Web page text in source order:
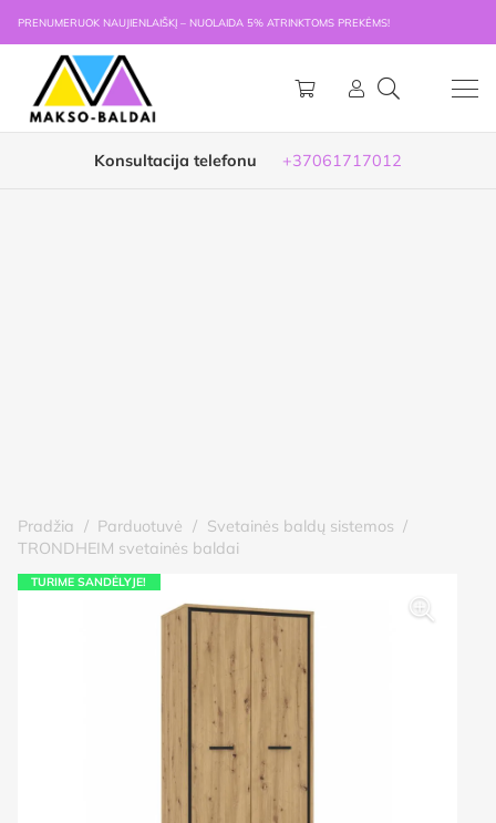
PRENUMERUOK NAUJIENLAIŠKĮ – NUOLAIDA 5% ATRINKTOMS PREKĖMS!
Konsultacija telefonu +37061717012
Pradžia / Parduotuvė / Svetainės baldų sistemos /
TRONDHEIM svetainės baldai
TURIME SANDĖLYJE!